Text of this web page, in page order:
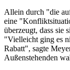
Allein durch "die
eine
überzeugt, dass sie
"Vielleicht ging es
Rabatt", sagte
Außenstehenden